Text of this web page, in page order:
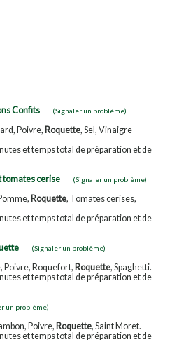
Confits (Signaler un problème)
Poivre, Roquette, Sel, Vinaigre
et temps total de préparation et de
tomates cerise
(Signaler un problème)
Roquette, Tomates cerises,
et temps total de préparation et de
(Signaler un problème)
Poivre, Roquefort, Roquette, Spaghetti.
et temps total de préparation et de
un problème)
Poivre, Roquette, Saint Moret.
et temps total de préparation et de